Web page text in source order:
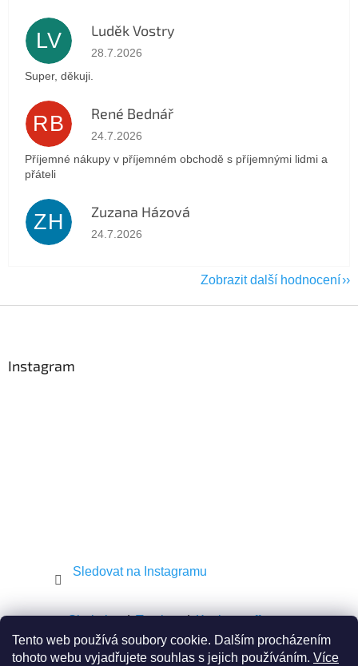
Tento web používá soubory cookie. Dalším procházením
tohoto webu vyjadřujete souhlas s jejich používáním. Více
LV Luděk Vostry
Hodnocení obchodu je 5 z 5 hvězdiček.
28.7.2026
Super, děkuji.
RB René Bednář
Hodnocení obchodu je 5 z 5 hvězdiček.
24.7.2026
Příjemné nákupy v příjemném obchodě s příjemnými lidmi a
přáteli
ZH Zuzana Házová
Hodnocení obchodu je 5 z 5 hvězdiček.
24.7.2026
Zobrazit další hodnocení
Instagram
Sledovat na Instagramu
Shekel.cz Torah.cz Kosher-coffee.cz